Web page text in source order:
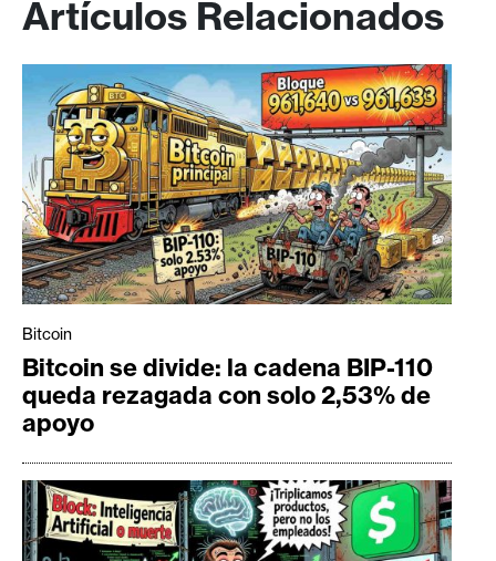
Artículos Relacionados
Bitcoin
Bitcoin se divide: la cadena BIP-110
queda rezagada con solo 2,53% de
apoyo